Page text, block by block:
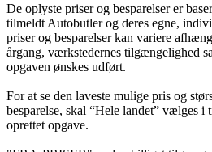
De oplyste priser og besparelser er
tilmeldt Autobutler og deres egne,
priser og besparelser kan variere
årgang, værkstedernes tilgængelighed
opgaven ønskes udført.
For at se den laveste mulige pris og
besparelse, skal “Hele landet” vælges i
oprettet opgave.